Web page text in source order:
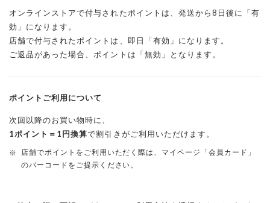
オンラインストアで付与されたポイントは、発送から8日後に「有
効」になります。
店舗で付与されたポイントは、即日「有効」になります。
ご返品があった場合、ポイントは「無効」となります。
ポイントご利用について
次回以降のお買い物時に、
1ポイント＝1円換算で割引きがご利用いただけます。
店舗でポイントをご利用いただく際は、マイページ「会員カード」
のバーコードをご提示ください。